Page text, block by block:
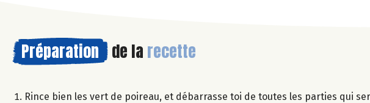
Préparation de la recette
Rince bien les vert de poireau, et débarrasse toi de toutes les parties qui